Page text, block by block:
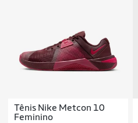
Tênis Nike Metcon 10
Feminino